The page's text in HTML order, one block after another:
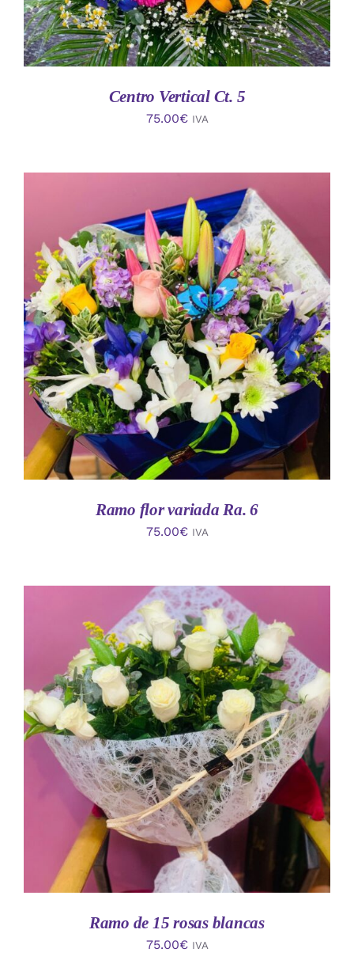
Centro Vertical Ct. 5
75.00€ IVA
AÑADIR AL CARRITO
/
DETALLES
Ramo flor variada Ra. 6
75.00€ IVA
AÑADIR AL CARRITO
/
DETALLES
Ramo de 15 rosas blancas
75.00€ IVA